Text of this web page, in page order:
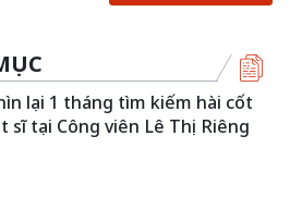
lại 1 tháng tìm kiếm hài cốt
sĩ tại Công viên Lê Thị Riêng